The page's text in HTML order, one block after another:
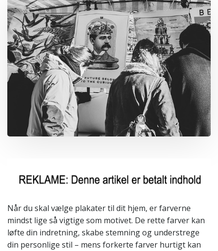
Når du skal vælge plakater til dit hjem, er farverne
mindst lige så vigtige som motivet. De rette farver kan
løfte din indretning, skabe stemning og understrege
din personlige stil – mens forkerte farver hurtigt kan